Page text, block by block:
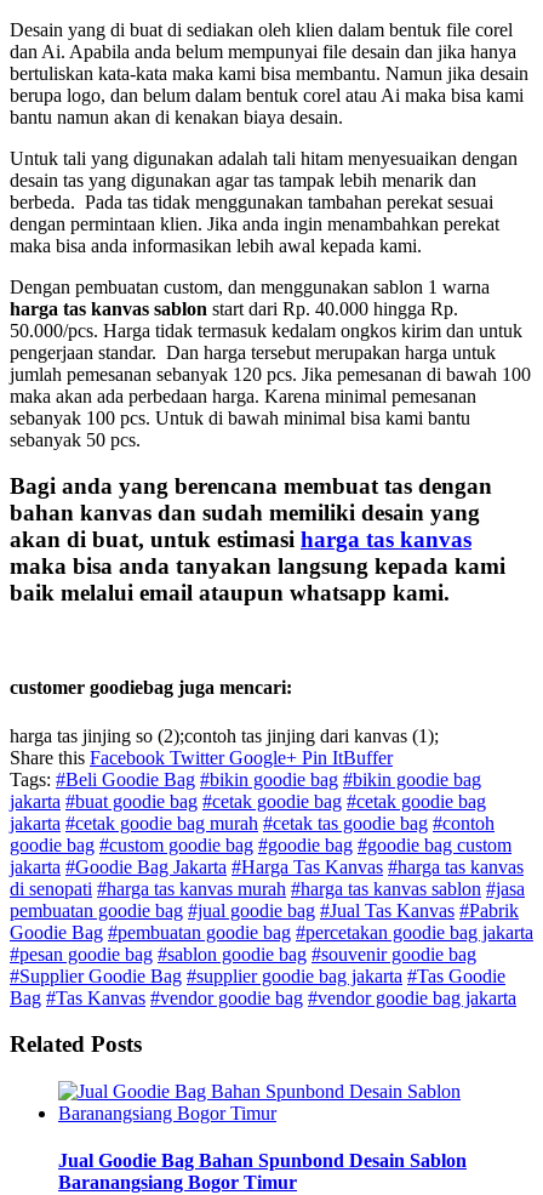
Desain yang di buat di sediakan oleh klien dalam bentuk file corel
dan Ai. Apabila anda belum mempunyai file desain dan jika hanya
bertuliskan kata-kata maka kami bisa membantu. Namun jika desain
berupa logo, dan belum dalam bentuk corel atau Ai maka bisa kami
bantu namun akan di kenakan biaya desain.
Untuk tali yang digunakan adalah tali hitam menyesuaikan dengan
desain tas yang digunakan agar tas tampak lebih menarik dan
berbeda. Pada tas tidak menggunakan tambahan perekat sesuai
dengan permintaan klien. Jika anda ingin menambahkan perekat
maka bisa anda informasikan lebih awal kepada kami.
Dengan pembuatan custom, dan menggunakan sablon 1 warna
harga tas kanvas sablon start dari Rp. 40.000 hingga Rp.
50.000/pcs. Harga tidak termasuk kedalam ongkos kirim dan untuk
pengerjaan standar. Dan harga tersebut merupakan harga untuk
jumlah pemesanan sebanyak 120 pcs. Jika pemesanan di bawah 100
maka akan ada perbedaan harga. Karena minimal pemesanan
sebanyak 100 pcs. Untuk di bawah minimal bisa kami bantu
sebanyak 50 pcs.
Bagi anda yang berencana membuat tas dengan
bahan kanvas dan sudah memiliki desain yang
akan di buat, untuk estimasi harga tas kanvas
maka bisa anda tanyakan langsung kepada kami
baik melalui email ataupun whatsapp kami.
customer goodiebag juga mencari:
harga tas jinjing so (2);contoh tas jinjing dari kanvas (1);
Share this Facebook TwitterGoogle+ Pin ItBuffer
Tags: #Beli Goodie Bag #bikin goodie bag #bikin goodie bag
jakarta #buat goodie bag #cetak goodie bag #cetak goodie bag
jakarta #cetak goodie bag murah #cetak tas goodie bag #contoh
goodie bag #custom goodie bag #goodie bag #goodie bag custom
jakarta #Goodie Bag Jakarta #Harga Tas Kanvas #harga tas kanvas
di senopati #harga tas kanvas murah #harga tas kanvas sablon #jasa
pembuatan goodie bag #jual goodie bag #Jual Tas Kanvas #Pabrik
Goodie Bag #pembuatan goodie bag #percetakan goodie bag jakarta
#pesan goodie bag #sablon goodie bag #souvenir goodie bag
#Supplier Goodie Bag #supplier goodie bag jakarta #Tas Goodie
Bag #Tas Kanvas #vendor goodie bag #vendor goodie bag jakarta
Related Posts
Jual Goodie Bag Bahan Spunbond Desain Sablon
Baranangsiang Bogor Timur